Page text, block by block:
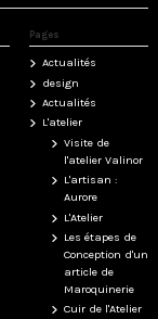
Pages
Actualités
design
Actualités
L'atelier
Visite de
l'atelier Valinor
L'artisan :
Aurore
L'Atelier
Les étapes de
Conception d'un
article de
Maroquinerie
Cuir de l'Atelier